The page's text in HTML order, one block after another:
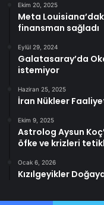
Ekim 20, 2025
Meta
finansman sağladı
Eylül 29, 2024
Galatasaray’da
istemiyor
Haziran 25, 2025
İran Nükleer
Ekim 9, 2025
Astrolog Aysun
öfke ve krizleri
Ocak 6, 2026
Kızılgeyikler